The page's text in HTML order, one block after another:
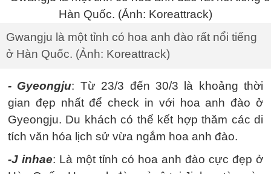
Gwangju là một tỉnh có hoa anh đào rất nổi tiếng
ở Hàn Quốc. (Ảnh: Koreattrack)
- Gyeongju: Từ 23/3 đến 30/3 là khoảng thời
gian đẹp nhất để check in với hoa anh đào ở
Gyeongju. Du khách có thể kết hợp thăm các di
tích văn hóa lịch sử vừa ngắm hoa anh đào.
-J inhae: Là một tỉnh có hoa anh đào cực đẹp ở